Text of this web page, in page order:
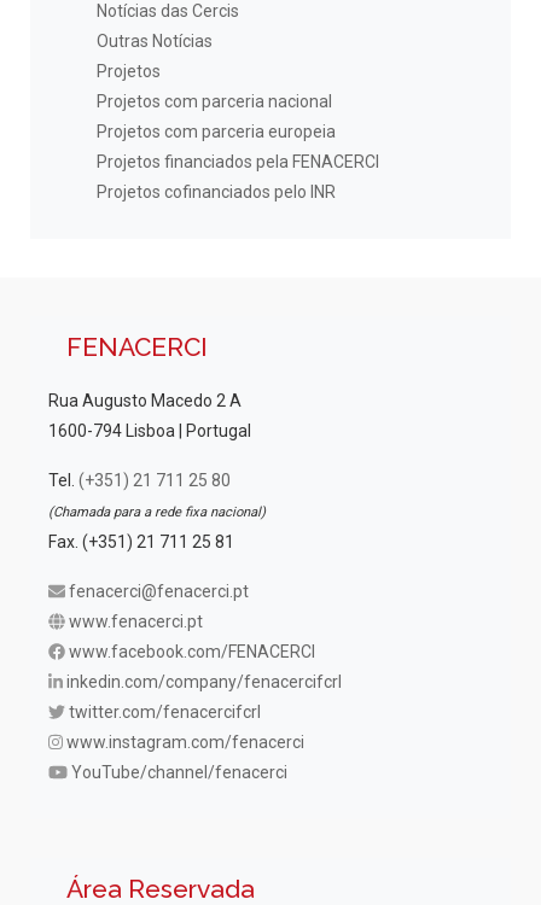
Notícias das Cercis
Outras Notícias
Projetos
Projetos com parceria nacional
Projetos com parceria europeia
Projetos financiados pela FENACERCI
Projetos cofinanciados pelo INR
FENACERCI
Rua Augusto Macedo 2 A
1600-794 Lisboa | Portugal
Tel. (+351) 21 711 25 80
(Chamada para a rede fixa nacional)
Fax. (+351) 21 711 25 81
fenacerci@fenacerci.pt
www.fenacerci.pt
www.facebook.com/FENACERCI
inkedin.com/company/fenacercifcrl
twitter.com/fenacercifcrl
www.instagram.com/fenacerci
YouTube/channel/fenacerci
Área Reservada